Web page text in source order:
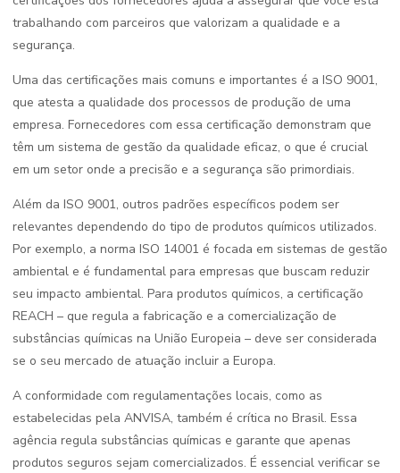
trabalhando com parceiros que valorizam a qualidade e a
segurança.
Uma das certificações mais comuns e importantes é a ISO 9001,
que atesta a qualidade dos processos de produção de uma
empresa. Fornecedores com essa certificação demonstram que
têm um sistema de gestão da qualidade eficaz, o que é crucial
em um setor onde a precisão e a segurança são primordiais.
Além da ISO 9001, outros padrões específicos podem ser
relevantes dependendo do tipo de produtos químicos utilizados.
Por exemplo, a norma ISO 14001 é focada em sistemas de gestão
ambiental e é fundamental para empresas que buscam reduzir
seu impacto ambiental. Para produtos químicos, a certificação
REACH – que regula a fabricação e a comercialização de
substâncias químicas na União Europeia – deve ser considerada
se o seu mercado de atuação incluir a Europa.
A conformidade com regulamentações locais, como as
estabelecidas pela ANVISA, também é crítica no Brasil. Essa
agência regula substâncias químicas e garante que apenas
produtos seguros sejam comercializados. É essencial verificar se